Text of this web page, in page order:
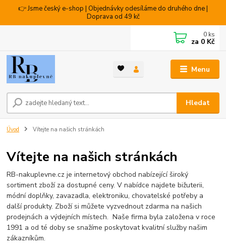
👉 Jsme český e-shop | Objednávky odesíláme do druhého dne |
Doprava od 49 kč
Menu
Hledat
0 ks
za 0 Kč
Úvod Vítejte na našich stránkách
Vítejte na našich stránkách
RB-nakuplevne.cz je internetový obchod nabízející široký
sortiment zboží za dostupné ceny. V nabídce najdete bižuterii,
módní doplňky, zavazadla, elektroniku, chovatelské potřeby a
další produkty. Zboží si můžete vyzvednout zdarma na našich
prodejnách a výdejních místech. Naše firma byla založena v roce
1991 a od té doby se snažíme poskytovat kvalitní služby našim
zákazníkům.